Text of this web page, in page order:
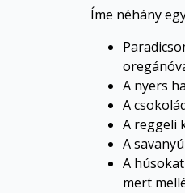
Íme néhány
A nyers
A
A reggeli
A
A
mert